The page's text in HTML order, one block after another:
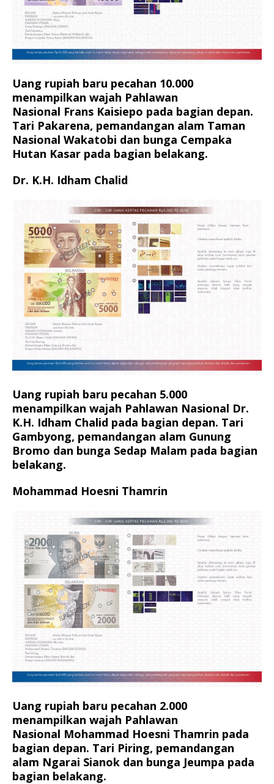
Uang rupiah baru pecahan 10.000
menampilkan wajah Pahlawan
Nasional Frans Kaisiepo pada bagian depan.
Tari Pakarena, pemandangan alam Taman
Nasional Wakatobi dan bunga Cempaka
Hutan Kasar pada bagian belakang.
Dr. K.H. Idham Chalid
Uang rupiah baru pecahan 5.000
menampilkan wajah Pahlawan Nasional Dr.
K.H. Idham Chalid pada bagian depan. Tari
Gambyong, pemandangan alam Gunung
Bromo dan bunga Sedap Malam pada bagian
belakang.
Mohammad Hoesni Thamrin
Uang rupiah baru pecahan 2.000
menampilkan wajah Pahlawan
Nasional Mohammad Hoesni Thamrin pada
bagian depan. Tari Piring, pemandangan
alam Ngarai Sianok dan bunga Jeumpa pada
bagian belakang.